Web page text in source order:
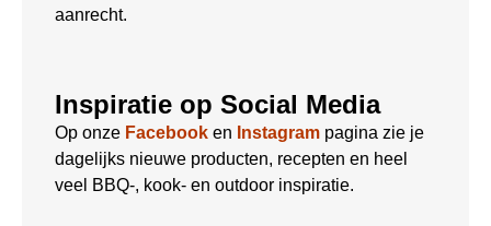
aanrecht.
Inspiratie op Social Media
Op onze Facebook en Instagram pagina zie je
dagelijks nieuwe producten, recepten en heel
veel BBQ-, kook- en outdoor inspiratie.